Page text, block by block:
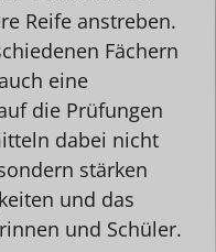
Reife anstreben.
Fächern
eine
die Prüfungen
dabei nicht
stärken
und das
und Schüler.